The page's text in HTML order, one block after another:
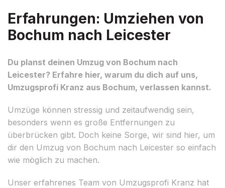
Erfahrungen: Umziehen von
Bochum nach Leicester
Du planst deinen Umzug von Bochum nach
Leicester? Erfahre hier, warum du dich auf uns,
Umzugsprofi Kranz aus Bochum, verlassen kannst.
Umzüge können stressig und zeitaufwendig sein,
besonders wenn es große Entfernungen zu
überbrücken gibt. Doch keine Sorge, wir sind hier, um
dir den Umzug von Bochum nach Leicester so einfach
wie möglich zu machen.
Unser erfahrenes Team von Umzugsprofi Kranz hat